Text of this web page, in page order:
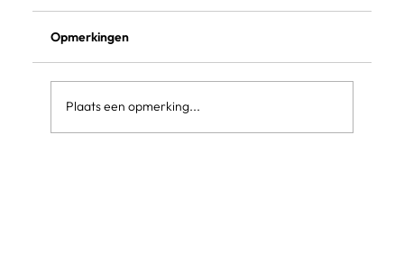
Verhuisofferte via Whatsapp of Facetime
Opmerkingen
Plaats een opmerking...